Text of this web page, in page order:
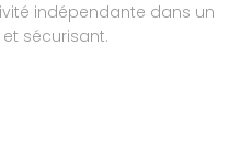
indépendante dans un
sécurisant.